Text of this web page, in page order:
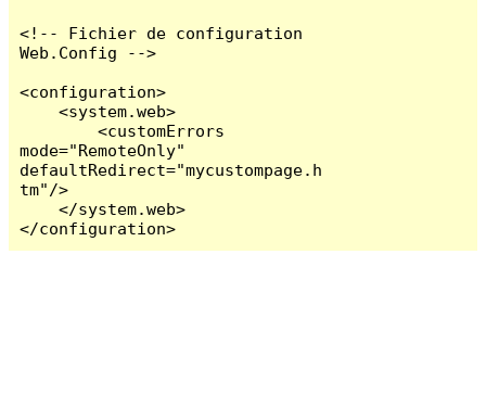
<!-- Fichier de configuration
Web.Config -->
<configuration>
    <system.web>
        <customErrors
mode="RemoteOnly"
defaultRedirect="mycustompage.h
tm"/>
    </system.web>
</configuration>